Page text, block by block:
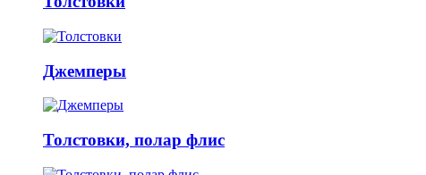
Джемперы
Толстовки, полар флис